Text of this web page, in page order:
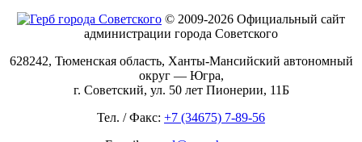
© 2009-2026 Официальный сайт
администрации города Советского
628242, Тюменская область, Ханты-Мансийский автономный
округ — Югра,
г. Советский, ул. 50 лет Пионерии, 11Б
Тел. / Факс: +7 (34675) 7-89-56